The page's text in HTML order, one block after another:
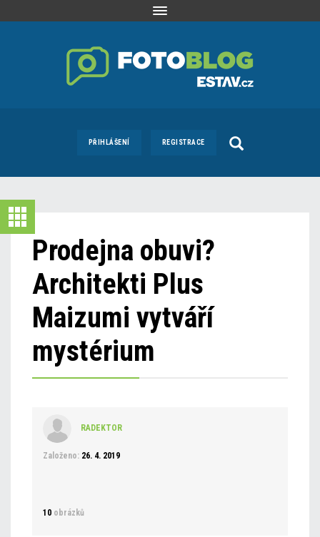
Toggle
PŘIHLÁŠENÍ REGISTRACE
Prodejna obuvi?
Architekti Plus
Maizumi vytváří
mystérium
RADEKTOR
Založeno: 26. 4. 2019
10 obrázků